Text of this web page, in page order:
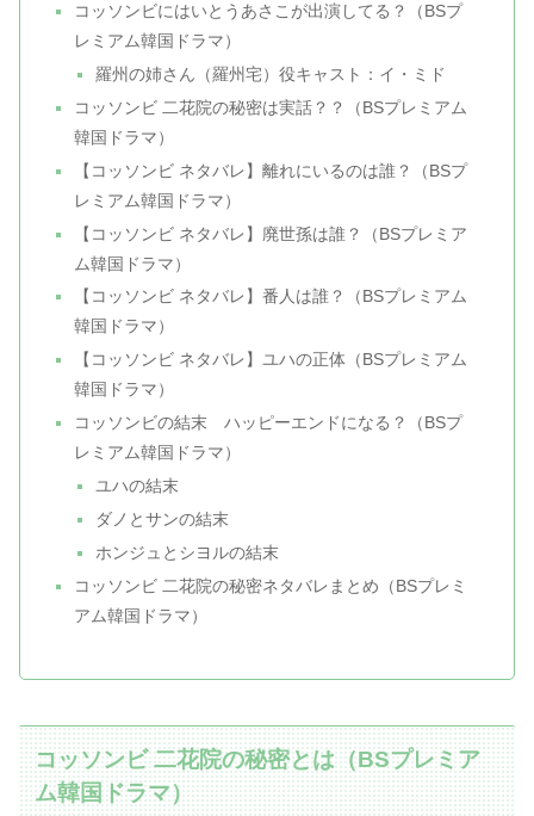
コッソンビにはいとうあさこが出演してる？（BSプ
レミアム韓国ドラマ）
羅州の姉さん（羅州宅）役キャスト：イ・ミド
コッソンビ 二花院の秘密は実話？？（BSプレミアム
韓国ドラマ）
【コッソンビ ネタバレ】離れにいるのは誰？（BSプ
レミアム韓国ドラマ）
【コッソンビ ネタバレ】廃世孫は誰？（BSプレミア
ム韓国ドラマ）
【コッソンビ ネタバレ】番人は誰？（BSプレミアム
韓国ドラマ）
【コッソンビ ネタバレ】ユハの正体（BSプレミアム
韓国ドラマ）
コッソンビの結末 ハッピーエンドになる？（BSプ
レミアム韓国ドラマ）
ユハの結末
ダノとサンの結末
ホンジュとシヨルの結末
コッソンビ 二花院の秘密ネタバレまとめ（BSプレミ
アム韓国ドラマ）
コッソンビ 二花院の秘密とは（BSプレミア
ム韓国ドラマ）